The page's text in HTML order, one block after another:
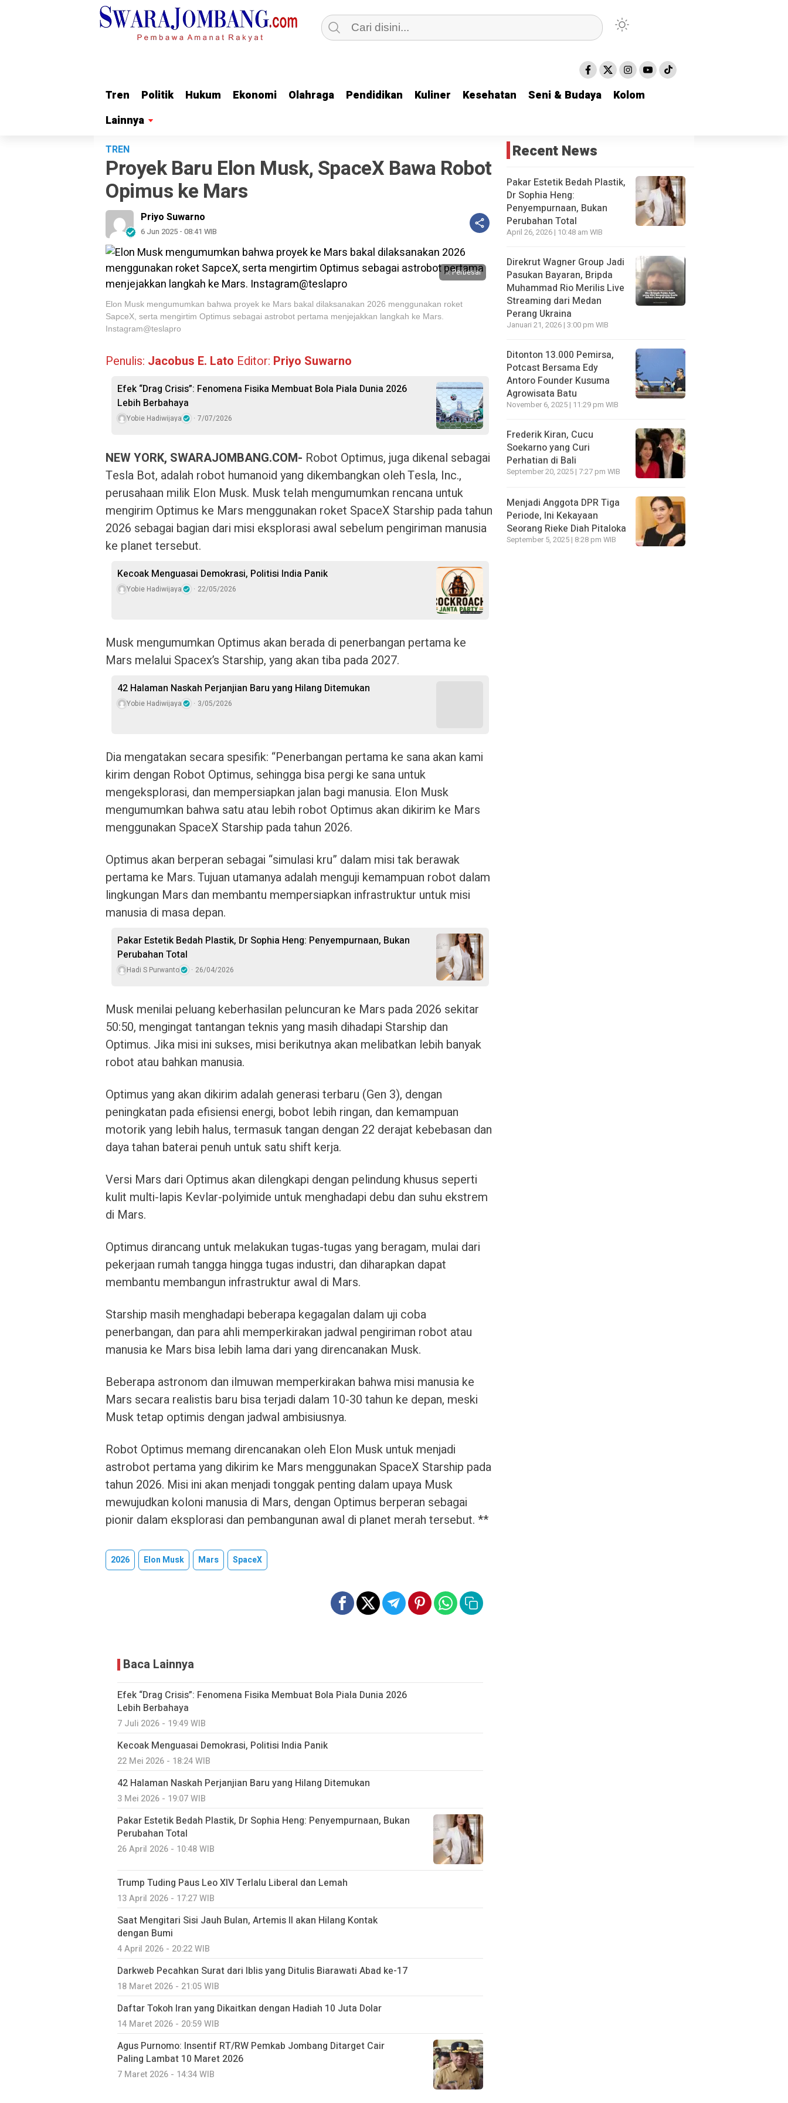
Tren Politik Hukum Ekonomi Olahraga Pendidikan Kuliner Kesehatan Seni & Budaya
Kolom
Lainnya
Tren Politik Hukum Ekonomi Olahraga Pendidikan Kuliner Kesehatan Seni & Budaya
Kolom
Lainnya
TREN
Proyek Baru Elon Musk, SpaceX Bawa Robot
Opimus ke Mars
Priyo Suwarno
6 Jun 2025 - 08:41 WIB
Perbesar
Elon Musk mengumumkan bahwa proyek ke Mars bakal dilaksanakan 2026 menggunakan roket
SapceX, serta mengirtim Optimus sebagai astrobot pertama menjejakkan langkah ke Mars.
Instagram@teslapro
Penulis: Jacobus E. Lato Editor: Priyo Suwarno
Efek “Drag Crisis”: Fenomena Fisika Membuat Bola Piala Dunia 2026
Lebih Berbahaya
Yobie Hadiwijaya 7/07/2026
NEW YORK, SWARAJOMBANG.COM- Robot Optimus, juga dikenal sebagai
Tesla Bot, adalah robot humanoid yang dikembangkan oleh Tesla, Inc.,
perusahaan milik Elon Musk. Musk telah mengumumkan rencana untuk
mengirim Optimus ke Mars menggunakan roket SpaceX Starship pada tahun
2026 sebagai bagian dari misi eksplorasi awal sebelum pengiriman manusia
ke planet tersebut.
Kecoak Menguasai Demokrasi, Politisi India Panik
Yobie Hadiwijaya 22/05/2026
Musk mengumumkan Optimus akan berada di penerbangan pertama ke
Mars melalui Spacex’s Starship, yang akan tiba pada 2027.
42 Halaman Naskah Perjanjian Baru yang Hilang Ditemukan
Yobie Hadiwijaya 3/05/2026
Dia mengatakan secara spesifik: “Penerbangan pertama ke sana akan kami
kirim dengan Robot Optimus, sehingga bisa pergi ke sana untuk
mengeksplorasi, dan mempersiapkan jalan bagi manusia. Elon Musk
mengumumkan bahwa satu atau lebih robot Optimus akan dikirim ke Mars
menggunakan SpaceX Starship pada tahun 2026.
Optimus akan berperan sebagai “simulasi kru” dalam misi tak berawak
pertama ke Mars. Tujuan utamanya adalah menguji kemampuan robot dalam
lingkungan Mars dan membantu mempersiapkan infrastruktur untuk misi
manusia di masa depan.
Pakar Estetik Bedah Plastik, Dr Sophia Heng: Penyempurnaan, Bukan
Perubahan Total
Hadi S Purwanto 26/04/2026
Musk menilai peluang keberhasilan peluncuran ke Mars pada 2026 sekitar
50:50, mengingat tantangan teknis yang masih dihadapi Starship dan
Optimus. Jika misi ini sukses, misi berikutnya akan melibatkan lebih banyak
robot atau bahkan manusia.
Optimus yang akan dikirim adalah generasi terbaru (Gen 3), dengan
peningkatan pada efisiensi energi, bobot lebih ringan, dan kemampuan
motorik yang lebih halus, termasuk tangan dengan 22 derajat kebebasan dan
daya tahan baterai penuh untuk satu shift kerja.
Versi Mars dari Optimus akan dilengkapi dengan pelindung khusus seperti
kulit multi-lapis Kevlar-polyimide untuk menghadapi debu dan suhu ekstrem
di Mars.
Optimus dirancang untuk melakukan tugas-tugas yang beragam, mulai dari
pekerjaan rumah tangga hingga tugas industri, dan diharapkan dapat
membantu membangun infrastruktur awal di Mars.
Starship masih menghadapi beberapa kegagalan dalam uji coba
penerbangan, dan para ahli memperkirakan jadwal pengiriman robot atau
manusia ke Mars bisa lebih lama dari yang direncanakan Musk.
Beberapa astronom dan ilmuwan memperkirakan bahwa misi manusia ke
Mars secara realistis baru bisa terjadi dalam 10-30 tahun ke depan, meski
Musk tetap optimis dengan jadwal ambisiusnya.
Robot Optimus memang direncanakan oleh Elon Musk untuk menjadi
astrobot pertama yang dikirim ke Mars menggunakan SpaceX Starship pada
tahun 2026. Misi ini akan menjadi tonggak penting dalam upaya Musk
mewujudkan koloni manusia di Mars, dengan Optimus berperan sebagai
pionir dalam eksplorasi dan pembangunan awal di planet merah tersebut. **
2026 Elon Musk Mars SpaceX
Baca Lainnya
Efek “Drag Crisis”: Fenomena Fisika Membuat Bola Piala Dunia 2026
Lebih Berbahaya
7 Juli 2026 - 19:49 WIB
Kecoak Menguasai Demokrasi, Politisi India Panik
22 Mei 2026 - 18:24 WIB
42 Halaman Naskah Perjanjian Baru yang Hilang Ditemukan
3 Mei 2026 - 19:07 WIB
Pakar Estetik Bedah Plastik, Dr Sophia Heng: Penyempurnaan, Bukan
Perubahan Total
26 April 2026 - 10:48 WIB
Trump Tuding Paus Leo XIV Terlalu Liberal dan Lemah
13 April 2026 - 17:27 WIB
Saat Mengitari Sisi Jauh Bulan, Artemis II akan Hilang Kontak
dengan Bumi
4 April 2026 - 20:22 WIB
Darkweb Pecahkan Surat dari Iblis yang Ditulis Biarawati Abad ke-17
18 Maret 2026 - 21:05 WIB
Daftar Tokoh Iran yang Dikaitkan dengan Hadiah 10 Juta Dolar
14 Maret 2026 - 20:59 WIB
Agus Purnomo: Insentif RT/RW Pemkab Jombang Ditarget Cair
Paling Lambat 10 Maret 2026
7 Maret 2026 - 14:34 WIB
Recent News
Pakar Estetik Bedah Plastik,
Dr Sophia Heng:
Penyempurnaan, Bukan
Perubahan Total
April 26, 2026 | 10:48 am WIB
Direkrut Wagner Group Jadi
Pasukan Bayaran, Bripda
Muhammad Rio Merilis Live
Streaming dari Medan
Perang Ukraina
Januari 21, 2026 | 3:00 pm WIB
Ditonton 13.000 Pemirsa,
Potcast Bersama Edy
Antoro Founder Kusuma
Agrowisata Batu
November 6, 2025 | 11:29 pm WIB
Frederik Kiran, Cucu
Soekarno yang Curi
Perhatian di Bali
September 20, 2025 | 7:27 pm WIB
Menjadi Anggota DPR Tiga
Periode, Ini Kekayaan
Seorang Rieke Diah Pitaloka
September 5, 2025 | 8:28 pm WIB